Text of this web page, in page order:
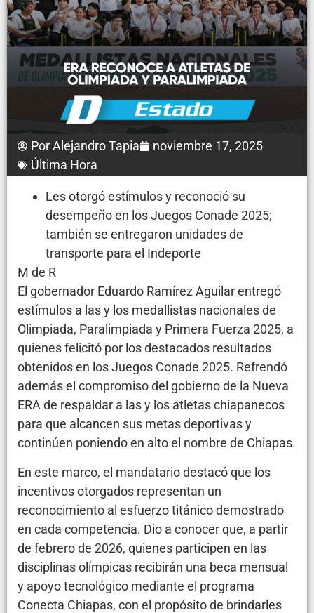
PorAlejandro Tapia
noviembre 17, 2025
Última Hora
Les otorgó estímulos y reconoció su
desempeño en los Juegos Conade 2025;
también se entregaron unidades de
transporte para el Indeporte
M de R
El gobernador Eduardo Ramírez Aguilar entregó
estímulos a las y los medallistas nacionales de
Olimpiada, Paralimpiada y Primera Fuerza 2025, a
quienes felicitó por los destacados resultados
obtenidos en los Juegos Conade 2025. Refrendó
además el compromiso del gobierno de la Nueva
ERA de respaldar a las y los atletas chiapanecos
para que alcancen sus metas deportivas y
continúen poniendo en alto el nombre de Chiapas.
En este marco, el mandatario destacó que los
incentivos otorgados representan un
reconocimiento al esfuerzo titánico demostrado
en cada competencia. Dio a conocer que, a partir
de febrero de 2026, quienes participen en las
disciplinas olímpicas recibirán una beca mensual
y apoyo tecnológico mediante el programa
Conecta Chiapas, con el propósito de brindarles